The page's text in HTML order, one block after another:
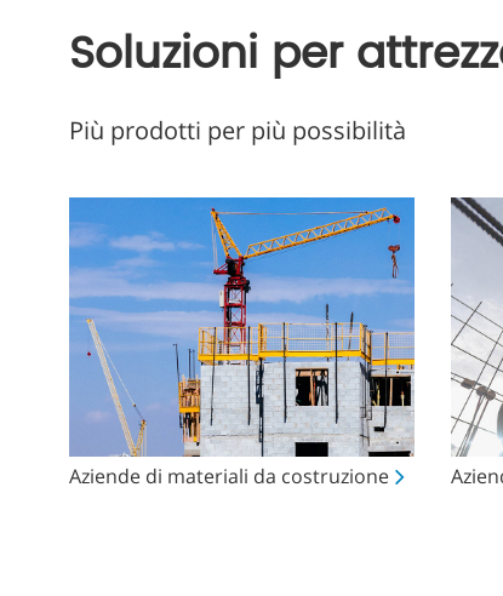
Soluzioni per
Più prodotti per più possibilità
Aziende di materiali da costruzione